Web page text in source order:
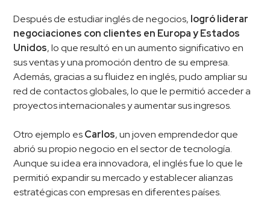
Después de estudiar inglés de negocios, logró liderar
negociaciones con clientes en Europa y Estados
Unidos, lo que resultó en un aumento significativo en
sus ventas y una promoción dentro de su empresa.
Además, gracias a su fluidez en inglés, pudo ampliar su
red de contactos globales, lo que le permitió acceder a
proyectos internacionales y aumentar sus ingresos.
Otro ejemplo esCarlos, un joven emprendedor que
abrió su propio negocio en el sector de tecnología.
Aunque su idea era innovadora, el inglés fue lo que le
permitió expandir su mercado y establecer alianzas
estratégicas con empresas en diferentes países.